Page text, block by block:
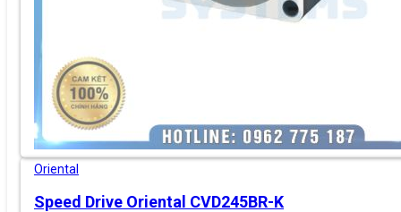
Oriental
Speed Drive Oriental CVD245BR-K